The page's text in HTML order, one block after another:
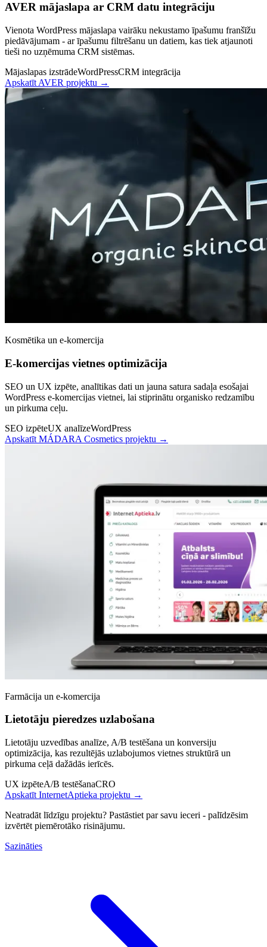
AVER mājaslapa ar CRM datu integrāciju
Vienota WordPress mājaslapa vairāku nekustamo īpašumu franšīžu
piedāvājumam - ar īpašumu filtrēšanu un datiem, kas tiek atjaunoti
tieši no uzņēmuma CRM sistēmas.
Mājaslapas izstrādeWordPressCRM integrācija
Apskatīt AVER projektu →
Kosmētika un e-komercija
E-komercijas vietnes optimizācija
SEO un UX izpēte, analītikas dati un jauna satura sadaļa esošajai
WordPress e-komercijas vietnei, lai stiprinātu organisko redzamību
un pirkuma ceļu.
SEO izpēteUX analīzeWordPress
Apskatīt MÁDARA Cosmetics projektu →
Farmācija un e-komercija
Lietotāju pieredzes uzlabošana
Lietotāju uzvedības analīze, A/B testēšana un konversiju
optimizācija, kas rezultējās uzlabojumos vietnes struktūrā un
pirkuma ceļā dažādās ierīcēs.
UX izpēteA/B testēšanaCRO
Apskatīt InternetAptieka projektu →
Neatradāt līdzīgu projektu? Pastāstiet par savu ieceri - palīdzēsim
izvērtēt piemērotāko risinājumu.
Sazināties